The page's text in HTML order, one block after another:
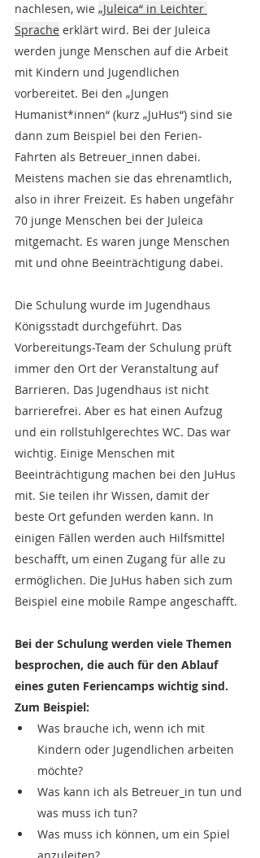
nachlesen, wie „Juleica“ in Leichter
Sprache erklärt wird. Bei der Juleica
werden junge Menschen auf die Arbeit
mit Kindern und Jugendlichen
vorbereitet. Bei den „Jungen
Humanist*innen“ (kurz „JuHus“) sind sie
dann zum Beispiel bei den Ferien-
Fahrten als Betreuer_innen dabei.
Meistens machen sie das ehrenamtlich,
also in ihrer Freizeit. Es haben ungefähr
70 junge Menschen bei der Juleica
mitgemacht. Es waren junge Menschen
mit und ohne Beeinträchtigung dabei.
Die Schulung wurde im Jugendhaus
Königsstadt durchgeführt. Das
Vorbereitungs-Team der Schulung prüft
immer den Ort der Veranstaltung auf
Barrieren. Das Jugendhaus ist nicht
barrierefrei. Aber es hat einen Aufzug
und ein rollstuhlgerechtes WC. Das war
wichtig. Einige Menschen mit
Beeinträchtigung machen bei den JuHus
mit. Sie teilen ihr Wissen, damit der
beste Ort gefunden werden kann. In
einigen Fällen werden auch Hilfsmittel
beschafft, um einen Zugang für alle zu
ermöglichen. Die JuHus haben sich zum
Beispiel eine mobile Rampe angeschafft.
Bei der Schulung werden viele Themen
besprochen, die auch für den Ablauf
eines guten Feriencamps wichtig sind.
Zum Beispiel:
Was brauche ich, wenn ich mit
Kindern oder Jugendlichen arbeiten
möchte?
Was kann ich als Betreuer_in tun und
was muss ich tun?
Was muss ich können, um ein Spiel